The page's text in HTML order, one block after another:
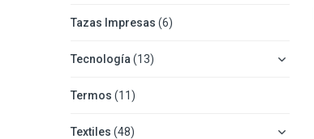
Tazas Impresas (6)
Tecnología (13)
Termos (11)
Textiles (48)